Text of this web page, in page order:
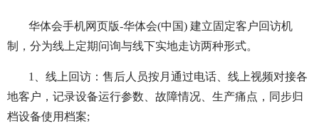
华体会手机网页版-华体会(中国) 建立固定客户回访机
制，分为线上定期问询与线下实地走访两种形式。
1、线上回访：售后人员按月通过电话、线上视频对接各
地客户，记录设备运行参数、故障情况、生产痛点，同步归
档设备使用档案;